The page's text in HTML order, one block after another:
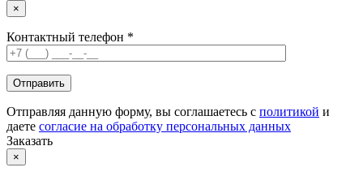
×
Контактный телефон *
Отправляя данную форму, вы соглашаетесь с политикой и
даете согласие на обработку персональных данных
Заказать
×